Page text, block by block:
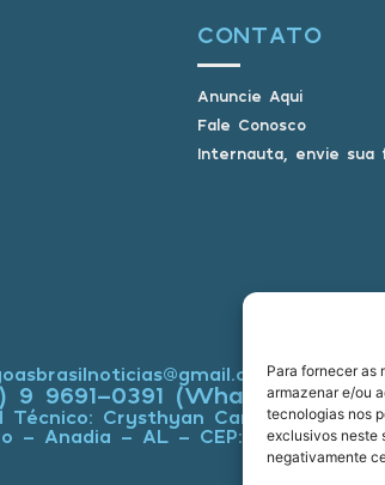
Para fornecer as
armazenar e/ou
tecnologias nos
exclusivos neste
negativamente
CONTATO
Anuncie Aqui
Fale Conosco
Internauta, envie sua
9 9691-0391 (Whatsapp)
Técnico: Crysthyan Carlos
- Anadia - AL - CEP: 57660-000